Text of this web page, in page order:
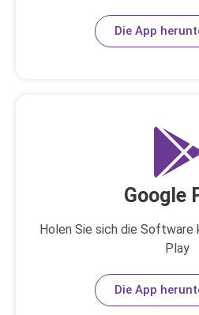
Die App
Google
Holen Sie sich die
Play
Die App